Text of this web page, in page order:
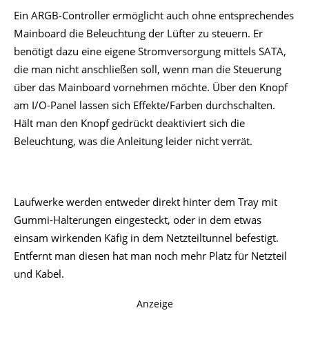
Ein ARGB-Controller ermöglicht auch ohne entsprechendes
Mainboard die Beleuchtung der Lüfter zu steuern. Er
benötigt dazu eine eigene Stromversorgung mittels SATA,
die man nicht anschließen soll, wenn man die Steuerung
über das Mainboard vornehmen möchte. Über den Knopf
am I/O-Panel lassen sich Effekte/Farben durchschalten.
Hält man den Knopf gedrückt deaktiviert sich die
Beleuchtung, was die Anleitung leider nicht verrät.
Laufwerke werden entweder direkt hinter dem Tray mit
Gummi-Halterungen eingesteckt, oder in dem etwas
einsam wirkenden Käfig in dem Netzteiltunnel befestigt.
Entfernt man diesen hat man noch mehr Platz für Netzteil
und Kabel.
Anzeige